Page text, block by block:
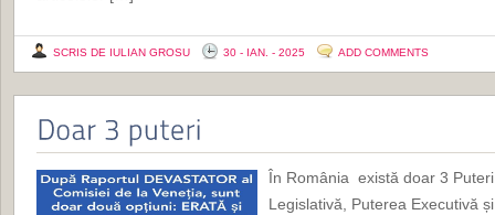
SCRIS DE IULIAN GROSU 30 - IAN. - 2025 ADD COMMENTS
În România există doar 3
Legislativă, Puterea Executivă